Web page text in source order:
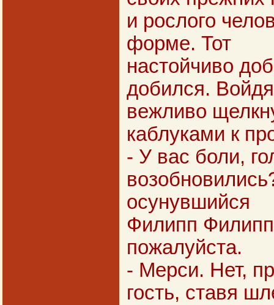
и рослого
форме. Тот
настойчиво
добился.
вежливо
каблуками к
- У вас боли,
осунувшийся
Филипп
пожалуйста.
- Мерси. Нет,
гость, ставя